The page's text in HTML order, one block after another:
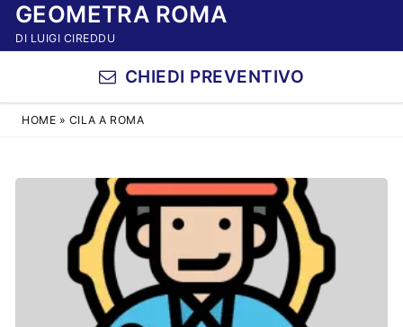
VaiGEOMETRA ROMA
DI LUIGI CIREDDU
CHIEDI PREVENTIVO
HOME » CILA A ROMA